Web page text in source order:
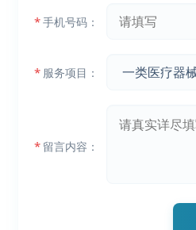
*手机号码：
* 服务项目：
* 留言内容：